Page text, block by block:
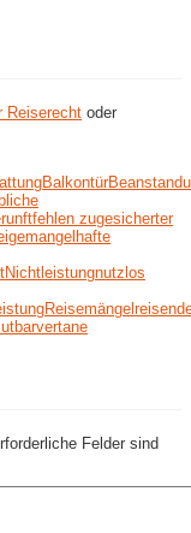
Reiserecht oder
Balkontür
fehlen zugesicherter
mangelhafte
Nichtleistungnutzlos
Reisemängel
vertane
Felder sind